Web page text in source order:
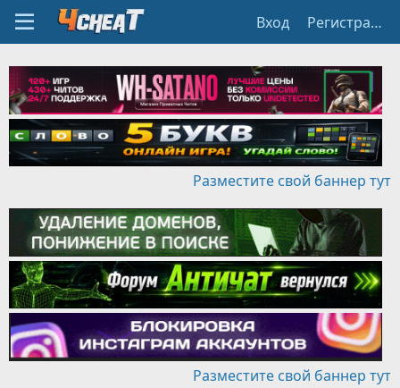
Вход Регистрация
Разместите свой баннер тут
Разместите свой баннер тут